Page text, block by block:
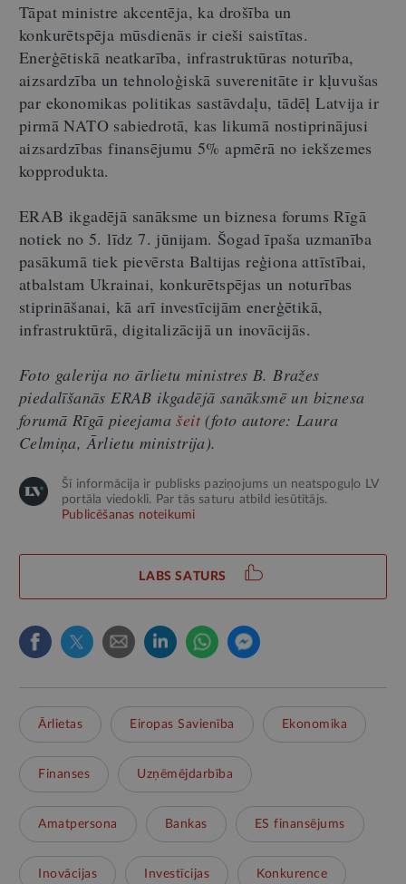
Tāpat ministre akcentēja, ka drošība un
konkurētspēja mūsdienās ir cieši saistītas.
Enerģētiskā neatkarība, infrastruktūras noturība,
aizsardzība un tehnoloģiskā suverenitāte ir kļuvušas
par ekonomikas politikas sastāvdaļu, tādēļ Latvija ir
pirmā NATO sabiedrotā, kas likumā nostiprinājusi
aizsardzības finansējumu 5% apmērā no iekšzemes
kopprodukta.
ERAB ikgadējā sanāksme un biznesa forums Rīgā
notiek no 5. līdz 7. jūnijam. Šogad īpaša uzmanība
pasākumā tiek pievērsta Baltijas reģiona attīstībai,
atbalstam Ukrainai, konkurētspējas un noturības
stiprināšanai, kā arī investīcijām enerģētikā,
infrastruktūrā, digitalizācijā un inovācijās.
Foto galerija no ārlietu ministres B. Bražes
piedalīšanās ERAB ikgadējā sanāksmē un biznesa
forumā Rīgā pieejamašeit (foto autore: Laura
Celmiņa, Ārlietu ministrija).
Šī informācija ir publisks paziņojums un neatspoguļo LV
portāla viedokli. Par tās saturu atbild iesūtītājs.
Publicēšanas noteikumi
LABS SATURS
Ārlietas Eiropas Savienība Ekonomika
Finanses Uzņēmējdarbība
Amatpersona Bankas ES finansējums
Inovācijas Investīcijas Konkurence